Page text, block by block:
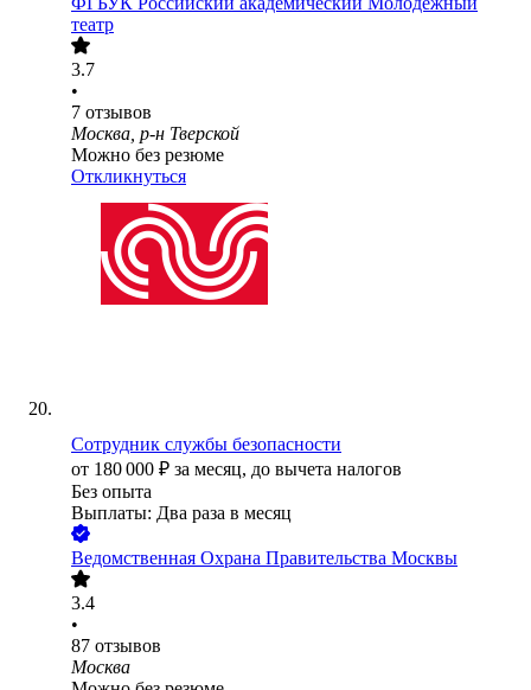
театр
3.7
•
7 отзывов
Москва, р-н Тверской
Можно без резюме
Откликнуться
Сотрудник службы безопасности
от 180 000 ₽ за месяц, до вычета налогов
Без опыта
Выплаты: Два раза в месяц
Ведомственная Охрана Правительства Москвы
3.4
•
87 отзывов
Москва